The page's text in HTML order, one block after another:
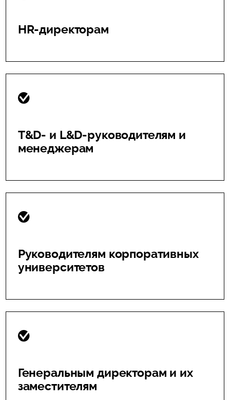
HR-директорам
T&D- и L&D-руководителям и
менеджерам
Руководителям корпоративных
университетов
Генеральным директорам и их
заместителям